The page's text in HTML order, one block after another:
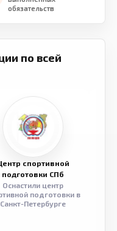
обязательств
по всей
спортивной
подготовки СПб
Оснастили центр
подготовки в
Санкт-Петербурге